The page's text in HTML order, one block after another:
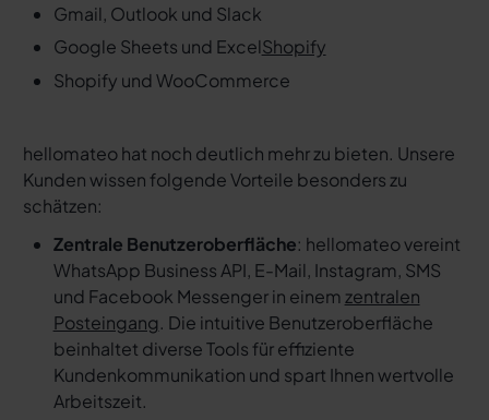
Gmail, Outlook und Slack
Google Sheets und ExcelShopify
Shopify und WooCommerce
hellomateo hat noch deutlich mehr zu bieten. Unsere
Kunden wissen folgende Vorteile besonders zu
schätzen:
Zentrale Benutzeroberfläche: hellomateo vereint
WhatsApp Business API, E-Mail, Instagram, SMS
und Facebook Messenger in einem zentralen
Posteingang. Die intuitive Benutzeroberfläche
beinhaltet diverse Tools für effiziente
Kundenkommunikation und spart Ihnen wertvolle
Arbeitszeit.